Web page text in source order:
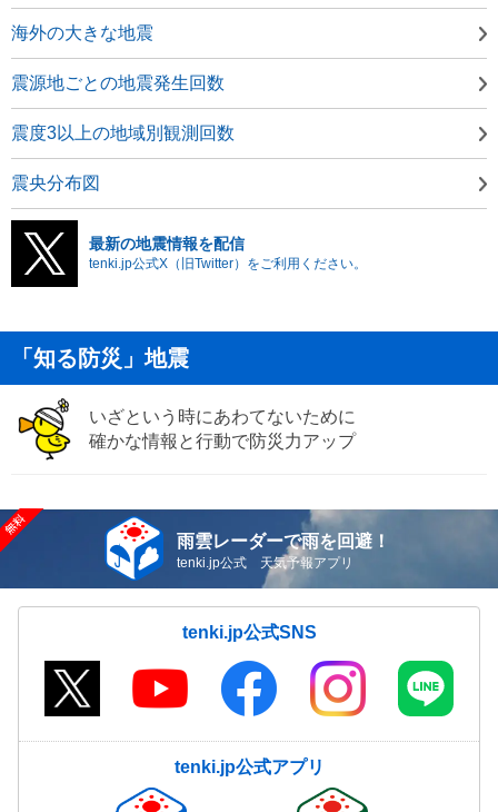
海外の大きな地震
震源地ごとの地震発生回数
震度3以上の地域別観測回数
震央分布図
最新の地震情報を配信
tenki.jp公式X（旧Twitter）をご利用ください。
「知る防災」地震
いざという時にあわてないために
確かな情報と行動で防災力アップ
雨雲レーダーで雨を回避！
tenki.jp公式 天気予報アプリ
tenki.jp公式SNS
tenki.jp公式アプリ